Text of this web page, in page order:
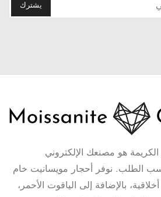
هو مصنعك الإلكتروني
الطلب. نوفر أحجار مويسانيت خام
بالإضافة إلى الياقوت الأحمر،